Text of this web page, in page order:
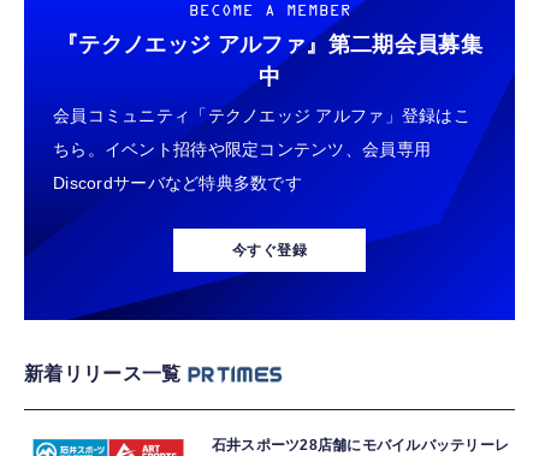
BECOME A MEMBER
『テクノエッジ アルファ』 第二期会員募集
中
会員コミュニティ「テクノエッジ アルファ」登録はこ
ちら。イベント招待や限定コンテンツ、会員専用
Discordサーバなど特典多数です
今すぐ登録
新着リリース一覧
石井スポーツ28店舗にモバイルバッテリーレ